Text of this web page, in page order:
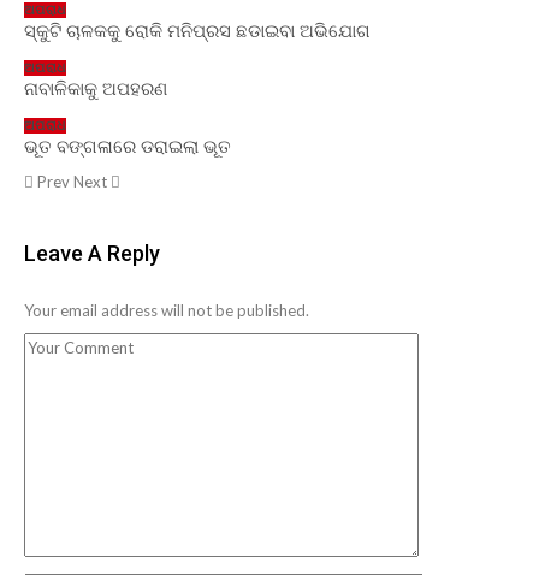
ଅପରାଧ
ସ୍କୁଟି ଚାଳକକୁ ରୋକି ମନିପ୍ରସ ଛଡାଇବା ଅଭିଯୋଗ
ଅପରାଧ
ନାବାଳିକାକୁ ଅପହରଣ
ଅପରାଧ
ଭୂତ ବଙ୍ଗଳାରେ ଡରାଇଲା ଭୂତ
PrevNext
Leave A Reply
Your email address will not be published.